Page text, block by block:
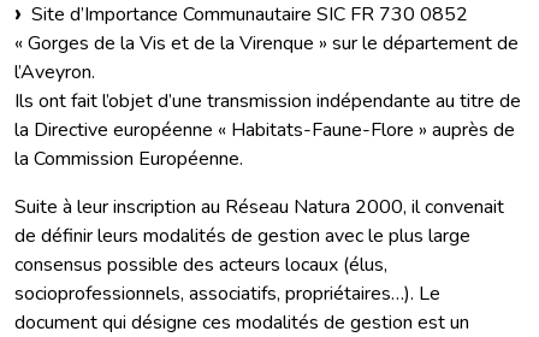
Site d’Importance Communautaire SIC FR 730 0852
« Gorges de la Vis et de la Virenque » sur le département de
l’Aveyron.
Ils ont fait l’objet d’une transmission indépendante au titre de
la Directive européenne « Habitats-Faune-Flore » auprès de
la Commission Européenne.
Suite à leur inscription au Réseau Natura 2000, il convenait
de définir leurs modalités de gestion avec le plus large
consensus possible des acteurs locaux (élus,
socioprofessionnels, associatifs, propriétaires…). Le
document qui désigne ces modalités de gestion est un